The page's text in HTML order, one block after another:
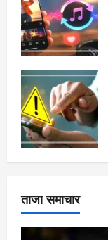
ताजा समाचार